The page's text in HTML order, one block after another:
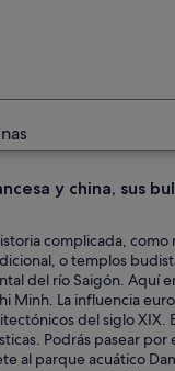
por la noche.
y china, sus
complicada,
o templos
del río Saigón. Aquí
Minh. La influencia
del siglo XIX.
Podrás pasear
al parque acuático